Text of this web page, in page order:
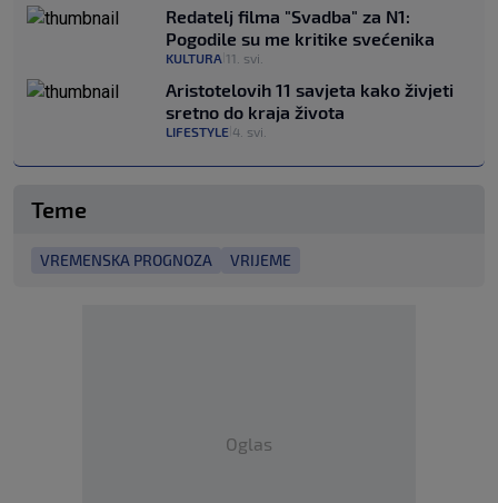
Redatelj filma "Svadba" za N1:
Pogodile su me kritike svećenika
KULTURA 11. svi.
Aristotelovih 11 savjeta kako živjeti
sretno do kraja života
LIFESTYLE 4. svi.
Teme
VREMENSKA PROGNOZA VRIJEME
Oglas